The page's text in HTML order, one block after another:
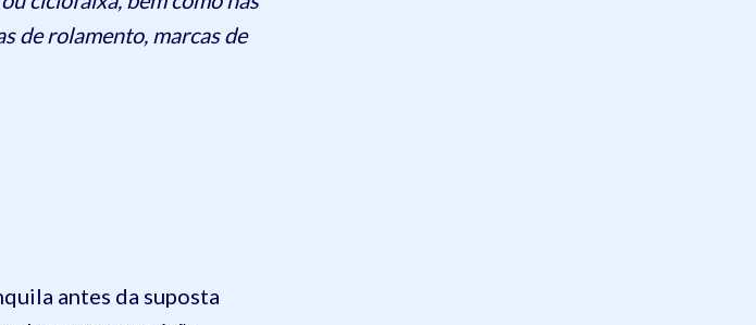
de rolamento, marcas de
antes da suposta